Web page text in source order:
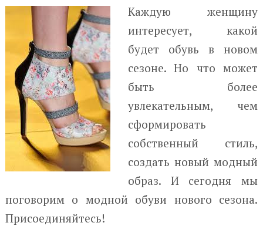
Каждую женщину
интересует, какой
будет обувь в новом
сезоне. Но что может
быть более
увлекательным, чем
сформировать
собственный стиль,
создать новый модный
образ. И сегодня мы
поговорим о модной обуви нового сезона.
Присоединяйтесь!